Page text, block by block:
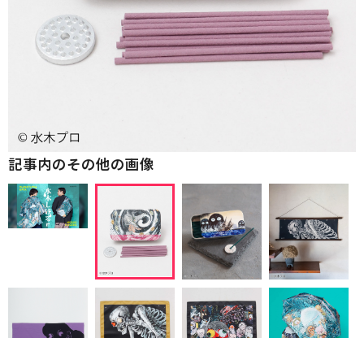
記事内のその他の画像